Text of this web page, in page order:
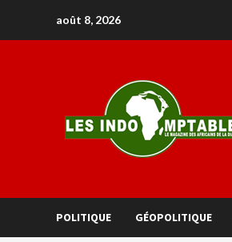
août 8, 2026
POLITIQUE GÉOPOLITIQUE